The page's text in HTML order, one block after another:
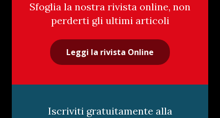
Sfoglia la nostra rivista online, non
perderti gli ultimi articoli
Leggi la rivista Online
Iscriviti gratuitamente alla